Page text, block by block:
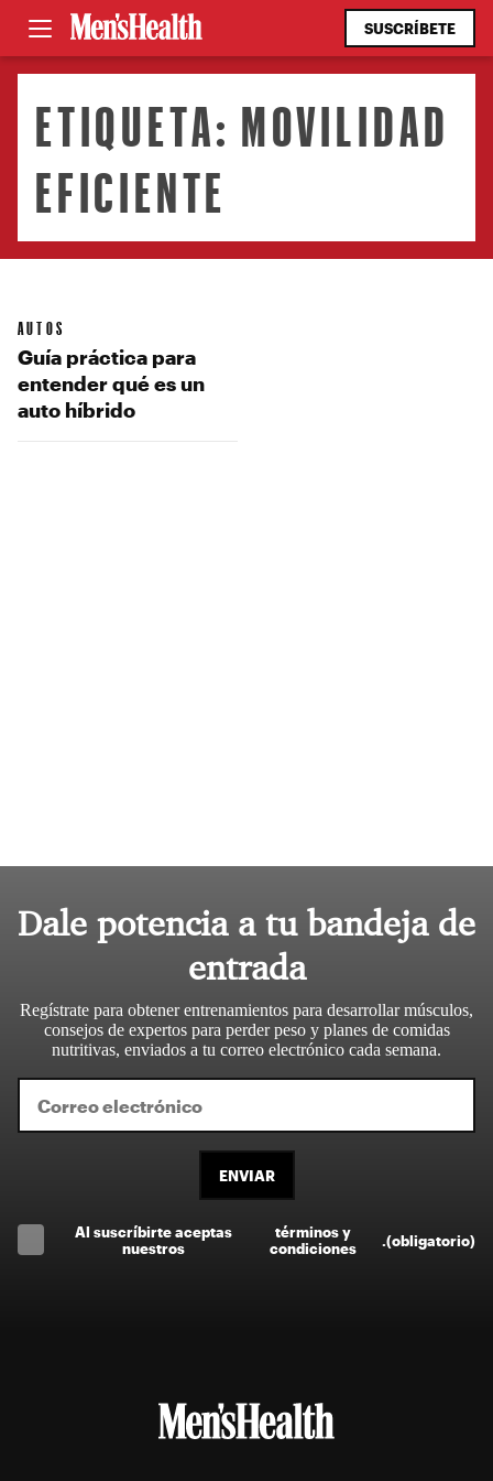
SUSCRÍBETE
ETIQUETA: MOVILIDAD
EFICIENTE
AUTOS
Guía práctica para
entender qué es un
auto híbrido
Dale potencia a tu bandeja de
entrada
Regístrate para obtener entrenamientos para desarrollar músculos,
consejos de expertos para perder peso y planes de comidas
nutritivas, enviados a tu correo electrónico cada semana.
ENVIAR
Al suscríbirte aceptas
nuestros
términos y
condiciones
(obligatorio)